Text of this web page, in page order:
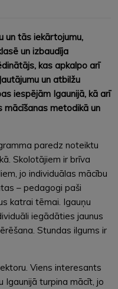
un tās iekārtojumu,
un izbaudīja
kas apkalpo arī
un atbilžu
iespējām Igaunijā, kā arī
metodikā un
paredz noteiktu
Skolotājiem ir brīva
jo individuālas mācību
– pedagogi paši
katrai tēmai. Igauņu
iegādāties jaunus
Stundas ilgums ir
Viens interesants
Igaunijā turpina mācīt, jo